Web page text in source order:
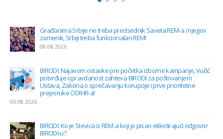
potvrđuje opravdanost zahteva BIRODI za poštovanjem
Ustava, Zakona o sprečavanju korupcije i prve prioritetne
preporuke ODIHR-a!
06.08.2026
BIRODI: Ko je Stevica iz REM-a koji je pisao etiketirajući odgovor
BIRODI-u?
05.08.2026
BIRODI: Vukša Dragović netačno prenosi podatke Narodne
banke Srbije!
03.08.2026